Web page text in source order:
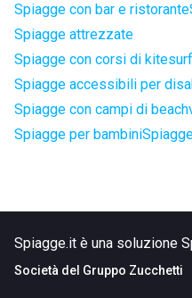
Spiagge con bar e ristorante
Spiagge attrezzate
Spiagge con corsi di
Spiagge accessibili per
Spiagge con campi di
Spiagge per bambini
Spiagge.it è una soluzione
Società del Gruppo Zucchetti